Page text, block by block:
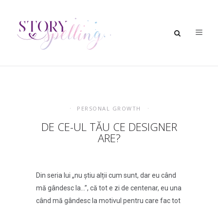
PERSONAL GROWTH
DE CE-UL TĂU CE DESIGNER
ARE?
Din seria lui „nu știu alții cum sunt, dar eu când
mă gândesc la…”, că tot e zi de centenar, eu una
când mă gândesc la motivul pentru care fac tot